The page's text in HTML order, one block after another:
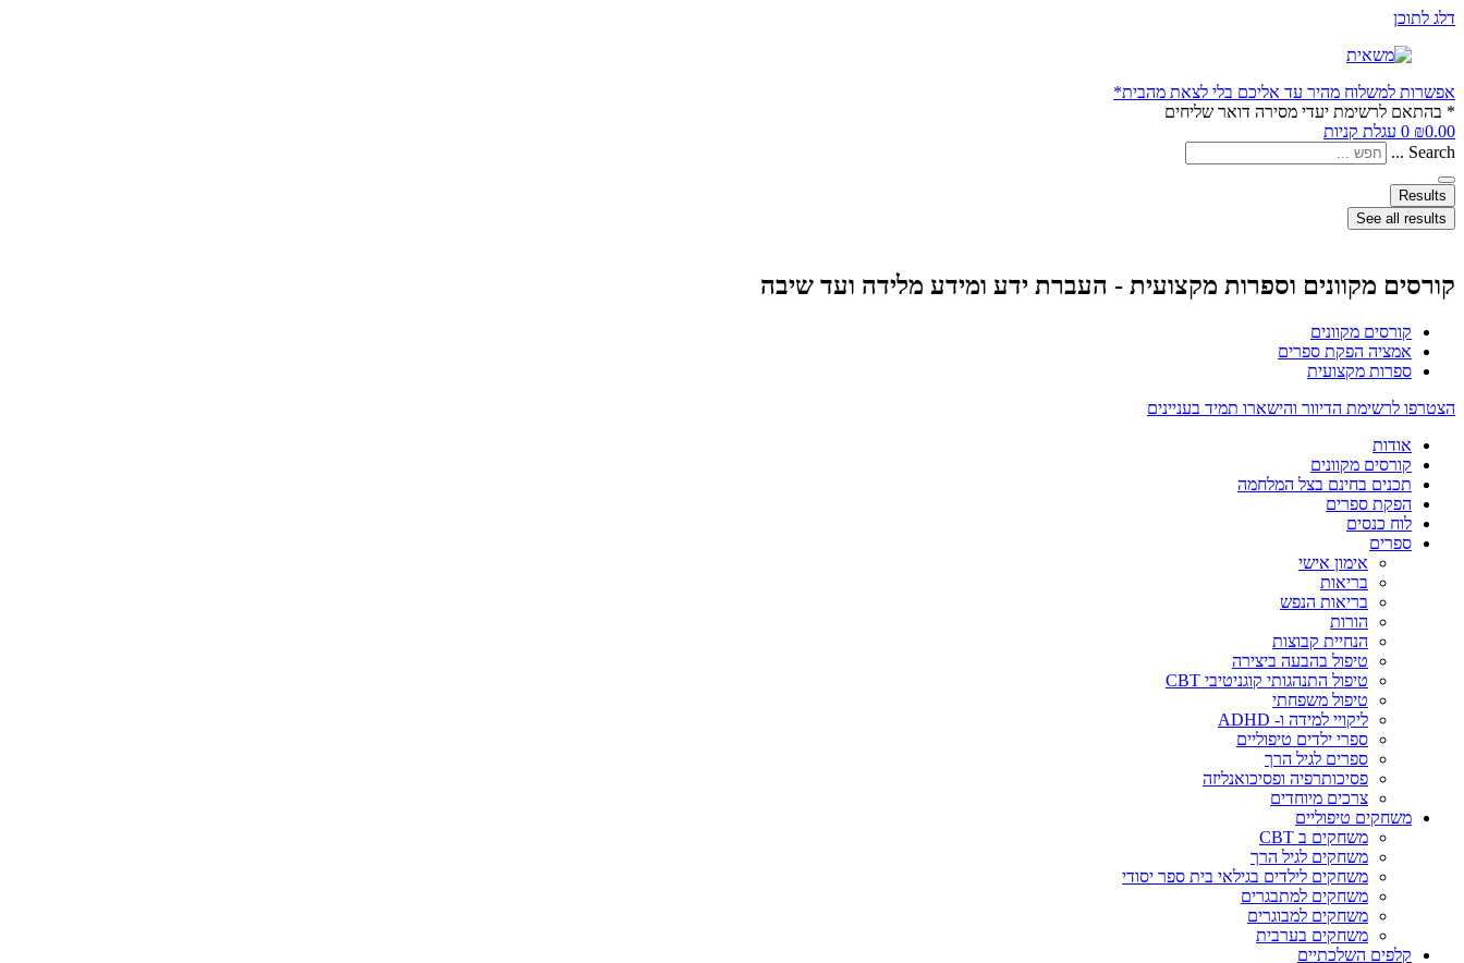
חומרים
למטפלים
אמציה
הוצאת
ספרים
-
קורסים
מקוונים,
ספרות
מקצועית,
052-
דלג לתוכן
אפשרות למשלוח מהיר עד אליכם בלי לצאת מהבית*
* בהתאם לרשימת יעדי מסירה דואר שליחים
₪0.00
0 עגלת קניות
Search ...
Results
See all results
קורסים מקוונים וספרות מקצועית - העברת ידע ומידע מלידה ועד שיבה
קורסים מקוונים
אמציה הפקת ספרים
ספרות מקצועית
הצטרפו לרשימת הדיוור והישארו תמיד בעניינים
אודות
קורסים מקוונים
תכנים בחינם בצל המלחמה
הפקת ספרים
לוח כנסים
ספרים
אימון אישי
בריאות
בריאות הנפש
הורות
הנחיית קבוצות
טיפול בהבעה ביצירה
טיפול התנהגותי קוגניטיבי CBT
טיפול משפחתי
ליקויי למידה ו- ADHD
ספרי ילדים טיפוליים
ספרים לגיל הרך
פסיכותרפיה ופסיכואנליזה
צרכים מיוחדים
משחקים טיפוליים
משחקים ב CBT
משחקים לגיל הרך
משחקים לילדים בגילאי בית ספר יסודי
משחקים למתבגרים
משחקים למבוגרים
משחקים בערבית
קלפים השלכתיים